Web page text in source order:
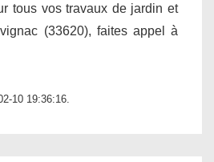
tous vos travaux de jardin et
(33620), faites appel à
10 19:36:16.